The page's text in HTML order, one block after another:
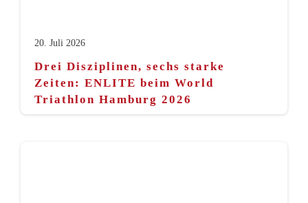
20. Juli 2026
Drei Disziplinen, sechs starke
Zeiten: ENLITE beim World
Triathlon Hamburg 2026